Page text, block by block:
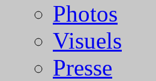
Photos
Visuels
Presse